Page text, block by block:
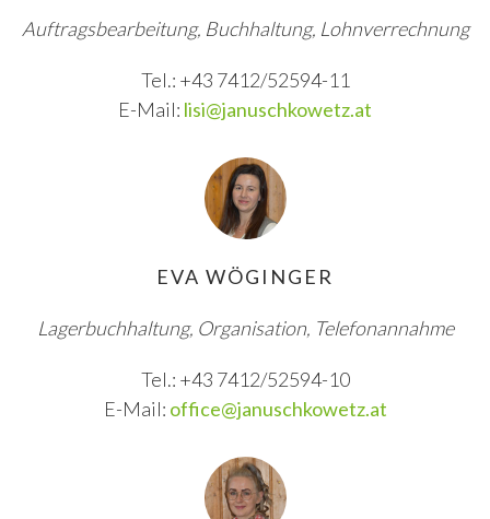
Auftragsbearbeitung, Buchhaltung, Lohnverrechnung
Tel.: +43 7412/52594-11
E-Mail: lisi@januschkowetz.at
EVA WÖGINGER
Lagerbuchhaltung, Organisation, Telefonannahme
Tel.: +43 7412/52594-10
E-Mail: office@januschkowetz.at